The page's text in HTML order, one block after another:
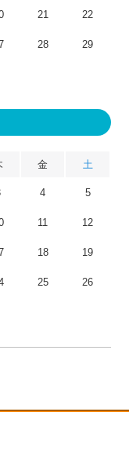
21 22
28 29
金 土
4 5
11 12
18 19
25 26